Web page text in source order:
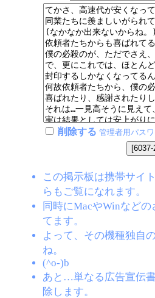
削除する 管理者用パス
この掲示板は携帯サイ
らもご覧になれます。
同時にMacやWinなど
てます。
よって、その機種独自
ね。
(^o-)b
あと…単なる広告宣伝
除します。